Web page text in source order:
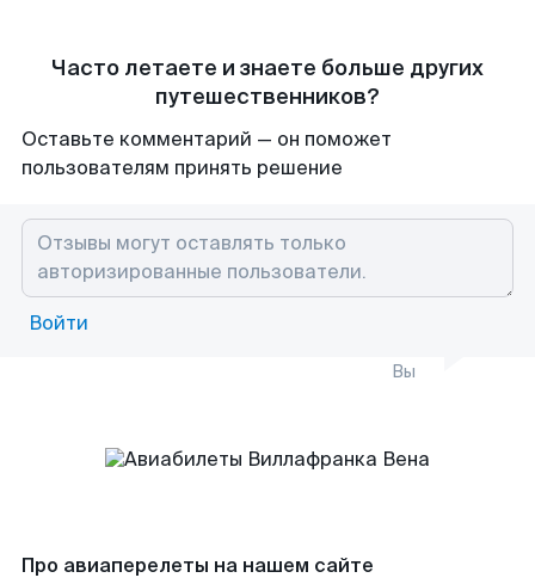
Часто летаете и знаете больше других
путешественников?
Оставьте комментарий — он поможет
пользователям принять решение
Войти
Вы
Про авиаперелеты на нашем сайте